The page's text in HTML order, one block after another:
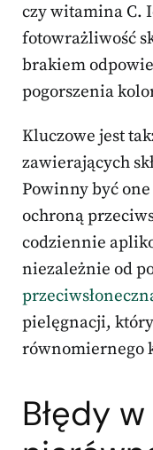
czy witamina C.
fotowrażliwość
brakiem
pogorszenia
Kluczowe jest
zawierających
Powinny być
ochroną
codziennie
niezależnie od
pielęgnacji,
równomiernego
Błędy